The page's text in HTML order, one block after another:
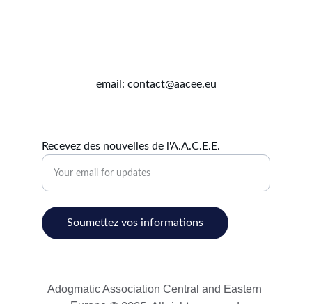
email: contact@aacee.eu
Recevez des nouvelles de l'A.A.C.E.E.
Soumettez vos informations
Adogmatic Association Central and Eastern